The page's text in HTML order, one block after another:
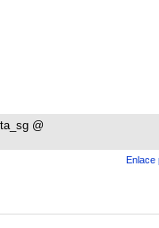
@
Enlace